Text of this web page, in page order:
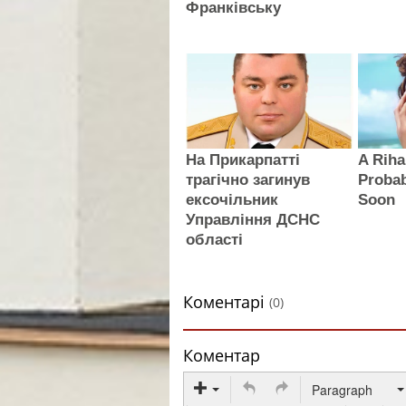
Франківську
На Прикарпатті
трагічно загинув
ексочільник
Управління ДСНС
області
A
Soon
Коментарі (0)
Коментар
Paragraph